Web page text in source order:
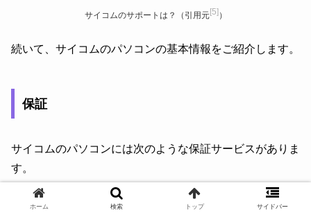
サイコムのサポートは？（引用元[5]）
続いて、サイコムのパソコンの基本情報をご紹介します。
保証
サイコムのパソコンには次のような保証サービスがありま
す。
【サイコムの保証サービス】
ホーム 検索 トップ サイドバー